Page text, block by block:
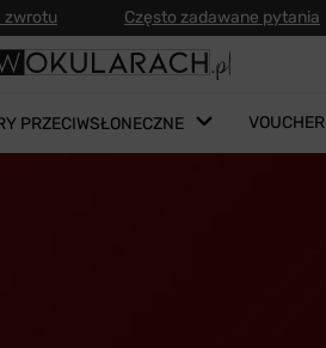
zwrotu Często zadawane pytania
PRZECIWSŁONECZNE VOUCHER